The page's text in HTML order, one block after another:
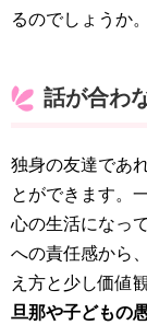
るのでしょうか。
話が合わ
独身の友達であ
とができます。
心の生活になっ
への責任感から
え方と少し価値
旦那や子どもの